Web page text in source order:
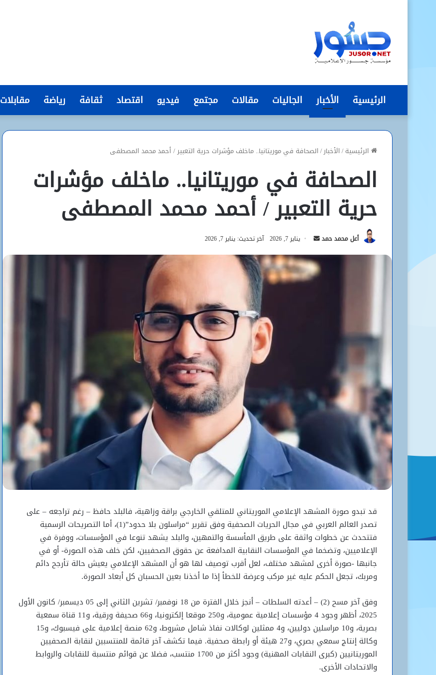
الرئيسية الأخبار الجاليات مقالات مجتمع فيديو اقتصاد ثقافة رياضة مقابلات
الرئيسية/الأخبار/الصحافة في موريتانيا.. ماخلف مؤشرات حرية التعبير / أحمد محمد المصطفى
الصحافة في موريتانيا.. ماخلف مؤشرات
حرية التعبير / أحمد محمد المصطفى
أعل محمد حمد
أرسل
إلكترونيا
يناير 7, 2026 آخر تحديث: يناير 7, 2026
قد تبدو صورة المشهد الإعلامي الموريتاني للمتلقي الخارجي براقة وزاهية، فالبلد حافظ – رغم تراجعه – على
تصدر العالم العربي في مجال الحريات الصحفية وفق تقرير “مراسلون بلا حدود”(1)، أما التصريحات الرسمية
فتتحدث عن خطوات واثقة على طريق المأسسة والتمهين، والبلد يشهد تنوعا في المؤسسات، ووفرة في
الإعلاميين، وتضخما في المؤسسات النقابية المدافعة عن حقوق الصحفيين، لكن خلف هذه الصورة- أو في
جانبها -صورة أخرى لمشهد مختلف، لعل أقرب توصيف لها هو أن المشهد الإعلامي يعيش حالة تأرجح دائم
ومربك، تجعل الحكم عليه غير مركب وعرضة للخطأ إذا ما أخذنا بعين الحسبان كل أبعاد الصورة.
وفق آخر مسح (2) – أعدته السلطات – أنجز خلال الفترة من 18 نوفمبر/ تشرين الثاني إلى 05 ديسمبر/ كانون الأول
2025، أظهر وجود 4 مؤسسات إعلامية عمومية، و250 موقعا إلكترونيا، و66 صحيفة ورقية، و11 قناة سمعية
بصرية، و10 مراسلين دوليين، و4 ممثلين لوكالات نفاذ شامل مشروط، و62 منصة إعلامية على فيسبوك، و15
وكالة إنتاج سمعي بصري، و27 هيئة أو رابطة صحفية. فيما تكشف آخر قائمة للمنتسبين لنقابة الصحفيين
الموريتانيين (كبرى النقابات المهنية) وجود أكثر من 1700 منتسب، فضلا عن قوائم منتسبة للنقابات والروابط
والاتحادات الأخرى.